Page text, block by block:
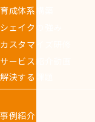
育成体系構築
シェイクの強み
カスタマイズ研修
サービス紹介動画
解決する課題
事例紹介